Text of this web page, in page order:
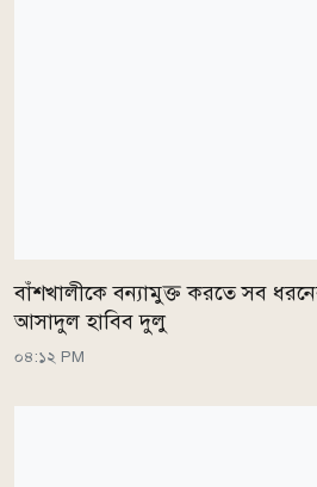
বাঁশখালীকে বন্যামুক্ত করতে সব
আসাদুল হাবিব দুলু
০৪:১২ PM